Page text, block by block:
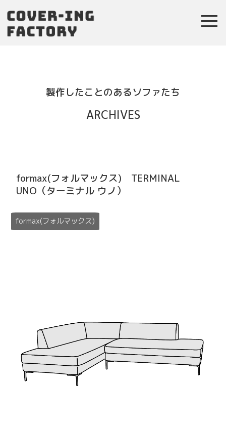
toggle
製作したことのあるソファたち
ARCHIVES
formax(フォルマックス) TERMINAL
UNO（ターミナル ウノ）
formax(フォルマックス)